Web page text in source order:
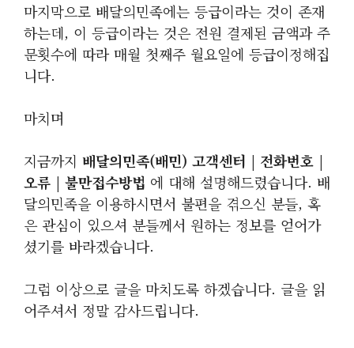
마지막으로 배달의민족에는 등급이라는 것이 존재
하는데, 이 등급이라는 것은 전원 결제된 금액과 주
문횟수에 따라 매월 첫째주 월요일에 등급이정해집
니다.
마치며
지금까지 배달의민족(배민) 고객센터 | 전화번호 |
오류 | 불만접수방법 에 대해 설명해드렸습니다. 배
달의민족을 이용하시면서 불편을 겪으신 분들, 혹
은 관심이 있으셔 분들께서 원하는 정보를 얻어가
셨기를 바라겠습니다.
그럼 이상으로 글을 마치도록 하겠습니다. 글을 읽
어주셔서 정말 감사드립니다.